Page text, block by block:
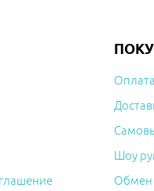
Оплата
Шоу
Обмен